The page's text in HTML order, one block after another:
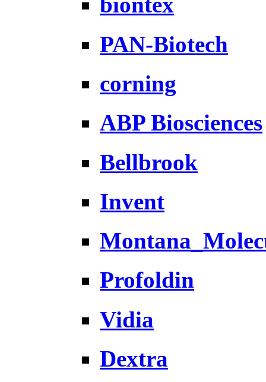
PAN-Biotech
corning
ABP Biosciences
Bellbrook
Invent
Profoldin
Vidia
Dextra